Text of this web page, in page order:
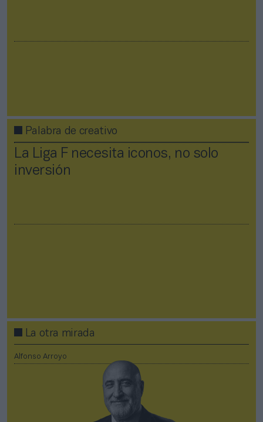
Palabra de creativo
La Liga F necesita iconos, no solo
inversión
La otra mirada
Alfonso Arroyo